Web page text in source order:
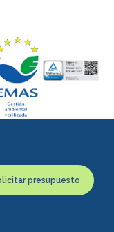
presupuesto